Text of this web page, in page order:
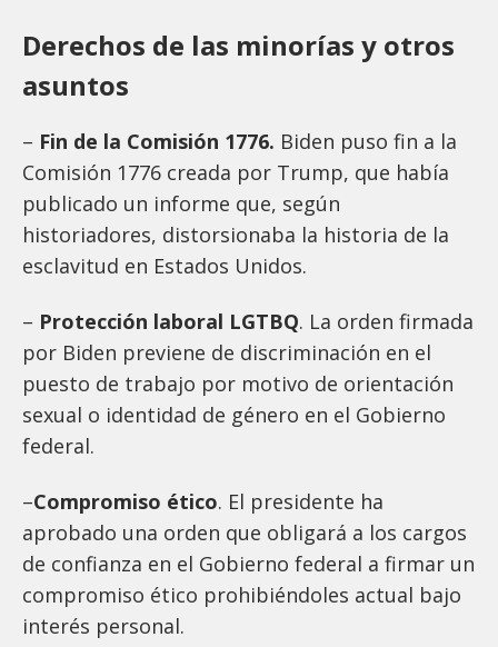
Derechos de las minorías y otros
asuntos
– Fin de la Comisión 1776. Biden puso fin a la
Comisión 1776 creada por Trump, que había
publicado un informe que, según
historiadores, distorsionaba la historia de la
esclavitud en Estados Unidos.
– Protección laboral LGTBQ. La orden firmada
por Biden previene de discriminación en el
puesto de trabajo por motivo de orientación
sexual o identidad de género en el Gobierno
federal.
–Compromiso ético. El presidente ha
aprobado una orden que obligará a los cargos
de confianza en el Gobierno federal a firmar un
compromiso ético prohibiéndoles actual bajo
interés personal.